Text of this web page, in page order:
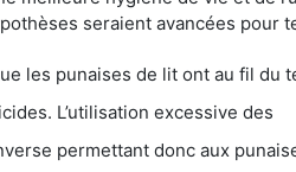
seraient avancées pour
punaises de lit ont au fil du temps
excessive des
donc aux punaises de